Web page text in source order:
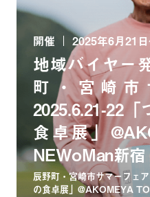
開催 2025年6月21
地域バイヤー
町・宮崎
2025.6.21-22
食卓展」
NEWoMan新宿
辰野町・宮崎市サマーフェ
の食卓展」@AKOMEYA